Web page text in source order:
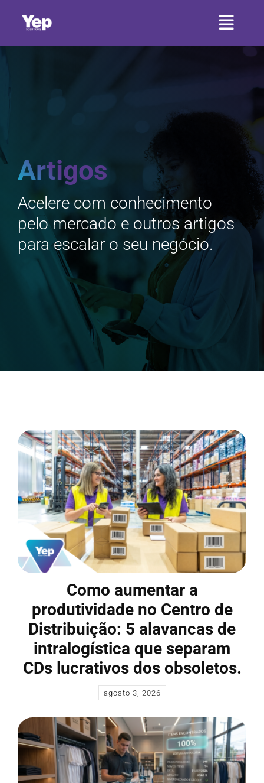
para
conteúdo
SETORES
SERVIÇOS
PRODUTOS
CONTATO
ARTIGOS
CARREIRA
Artigos
Acelere com conhecimento
pelo mercado e outros artigos
para escalar o seu negócio.
Como aumentar a
produtividade no Centro de
Distribuição: 5 alavancas de
intralogística que separam
CDs lucrativos dos obsoletos.
agosto 3, 2026